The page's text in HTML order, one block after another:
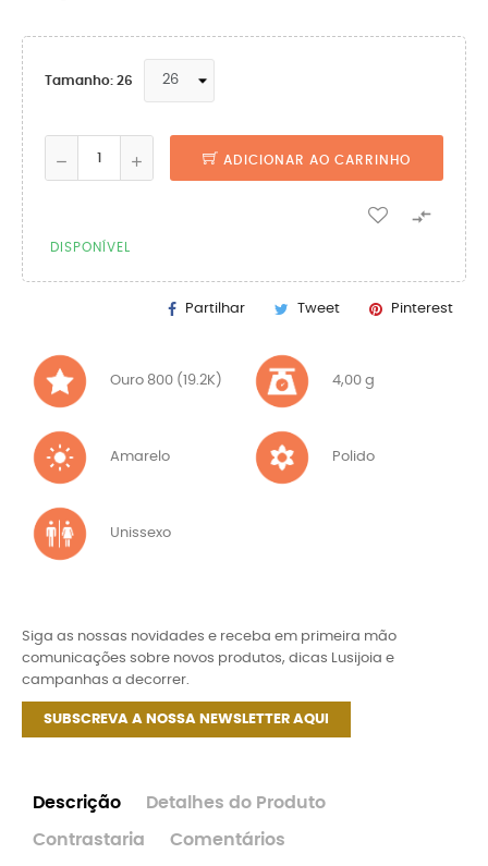
Tamanho: 26
ADICIONAR AO CARRINHO

DISPONÍVEL
Partilhar Tweet Pinterest
Ouro 800 (19.2K) 4,00 g
Amarelo Polido
Unissexo
Siga as nossas novidades e receba em primeira mão
comunicações sobre novos produtos, dicas Lusijoia e
campanhas a decorrer.
SUBSCREVA A NOSSA NEWSLETTER AQUI
Descrição Detalhes do Produto
Contrastaria Comentários